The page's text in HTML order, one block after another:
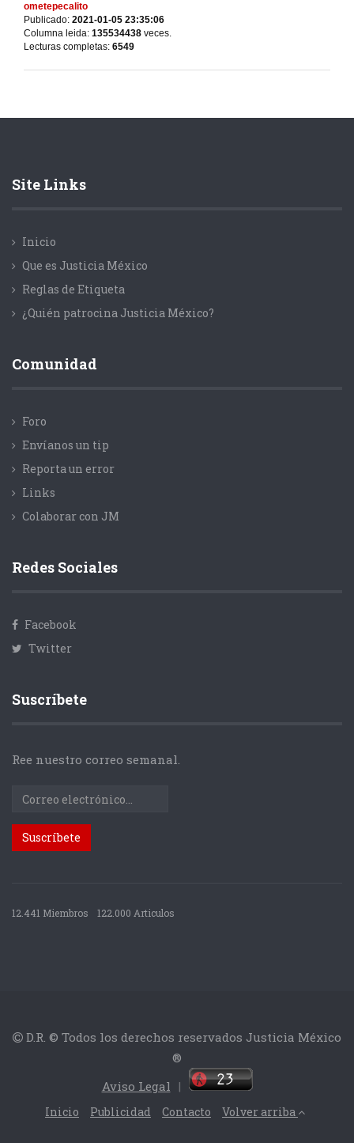
ometepecalito
Publicado: 2021-01-05 23:35:06
Columna leida: 135534438 veces.
Lecturas completas: 6549
Site Links
Inicio
Que es Justicia México
Reglas de Etiqueta
¿Quién patrocina Justicia México?
Comunidad
Foro
Envíanos un tip
Reporta un error
Links
Colaborar con JM
Redes Sociales
Facebook
Twitter
Suscríbete
Ree nuestro correo semanal.
12.441 Miembros 122.000 Articulos
D.R. © Todos los derechos reservados Justicia México
®
Aviso Legal |
Inicio Publicidad Contacto Volver arriba